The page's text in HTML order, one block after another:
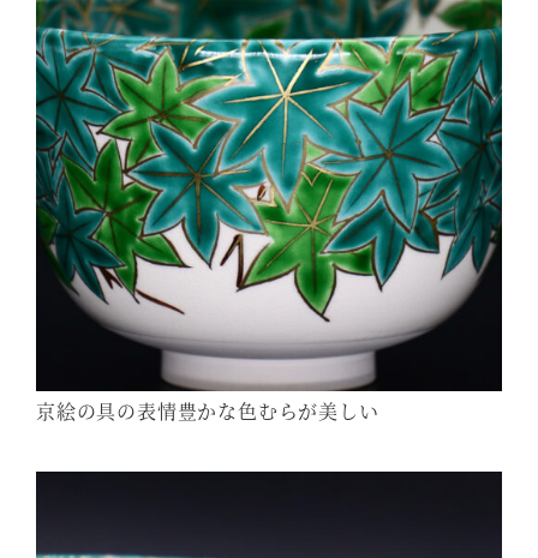
京絵の具の表情豊かな色むらが美しい